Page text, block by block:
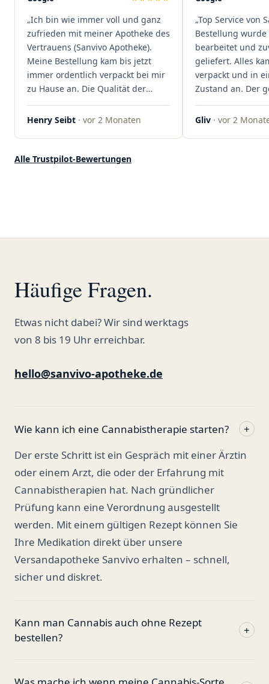
Kundenzufriedenheit an erster
Stelle stehen. Vielen Dank an das
Team von Sanvivo – ich bin
rundum begeistert!"
„Ich bin wie immer voll und ganz
zufrieden mit meiner Apotheke des
Vertrauens (Sanvivo Apotheke).
Meine Bestellung kam bis jetzt
immer ordentlich verpackt bei mir
zu Hause an. Die Qualität der
Blüten ist auch immer auf einem
hohen Niveau, die Auswahl ist
ordentlich gelagert, ich hatte nur
Henry Seibt · vor 2 Monaten
„Top Service von
Bestellung wurde
bearbeitet und
geliefert. Alles
verpackt und in
Zustand an. Der
war
professionell.
Gliv · vor 2
Alle Trustpilot-Bewertungen
Häufige Fragen.
Etwas nicht dabei? Wir sind werktags
von 8 bis 19 Uhr erreichbar.
hello@sanvivo-apotheke.de
Wie kann ich eine Cannabistherapie starten?
+
Der erste Schritt ist ein Gespräch mit einer Ärztin
oder einem Arzt, die oder der Erfahrung mit
Cannabistherapien hat. Nach gründlicher
Prüfung kann eine Verordnung ausgestellt
werden. Mit einem gültigen Rezept können Sie
Ihre Medikation direkt über unsere
Versandapotheke Sanvivo erhalten – schnell,
sicher und diskret.
Kann man Cannabis auch ohne Rezept
bestellen?
+